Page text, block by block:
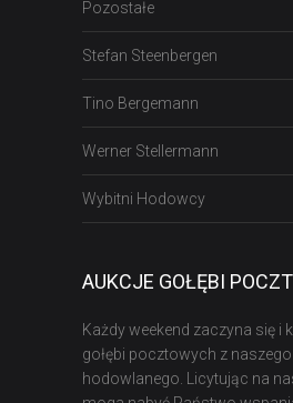
Pozostałe
Stefan Steenbergen
Tino Bergemann
Werner Stellermann
Wybitni Hodowcy
AUKCJE GOŁĘBI
Każdy weekend zaczyna się i
gołębi pocztowych z
hodowlanego. Licytując na